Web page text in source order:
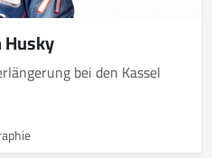
bei den Kassel